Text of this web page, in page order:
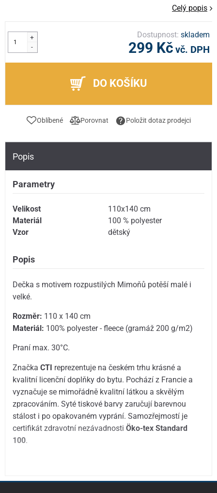
Celý popis
+
-
Dostupnost:skladem
299 Kč vč. DPH
DO KOŠÍKU
Oblíbené Porovnat Položit dotaz prodejci
Popis
Parametry
Velikost
110x140 cm
Materiál
100 % polyester
Vzor
dětský
Popis
Dečka s motivem rozpustilých Mimoňů potěší malé i
velké.
Rozměr: 110 x 140 cm
Materiál: 100% polyester - fleece (gramáž 200 g/m2)
Praní max. 30°C.
ZnačkaCTI reprezentuje na českém trhu krásné a
kvalitní licenční doplňky do bytu. Pochází z Francie a
vyznačuje se mimořádně kvalitní látkou a skvělým
zpracováním. Syté tiskové barvy zaručují barevnou
stálost i po opakovaném vyprání. Samozřejmostí je
certifikát zdravotní nezávadnostiÖko-tex Standard
100.